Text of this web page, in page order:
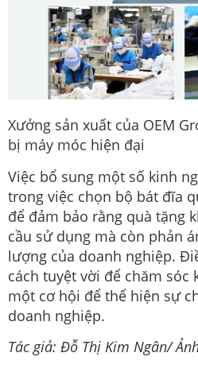
Xưởng sản xuất của OEM
bị máy móc hiện đại
Việc bổ sung một số kinh
trong việc chọn bộ bát đĩa
để đảm bảo rằng quà tặng
cầu sử dụng mà còn phản
lượng của doanh nghiệp.
cách tuyệt vời để chăm sóc
một cơ hội để thể hiện sự
doanh nghiệp.
Tác giả: Đỗ Thị Kim Ngân/